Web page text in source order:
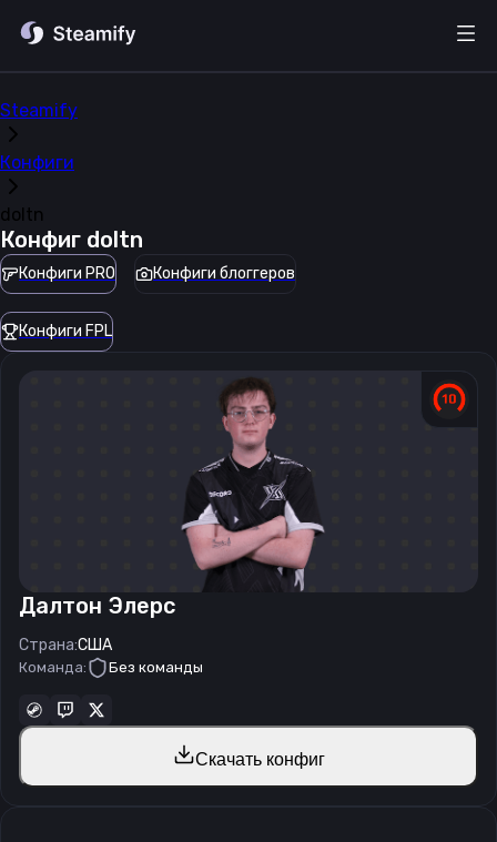
Steamify
Конфиги
doltn
Конфиг doltn
Конфиги PRO Конфиги блоггеров
Конфиги FPL
Далтон Элерс
Страна:США
Команда: Без команды
Скачать конфиг